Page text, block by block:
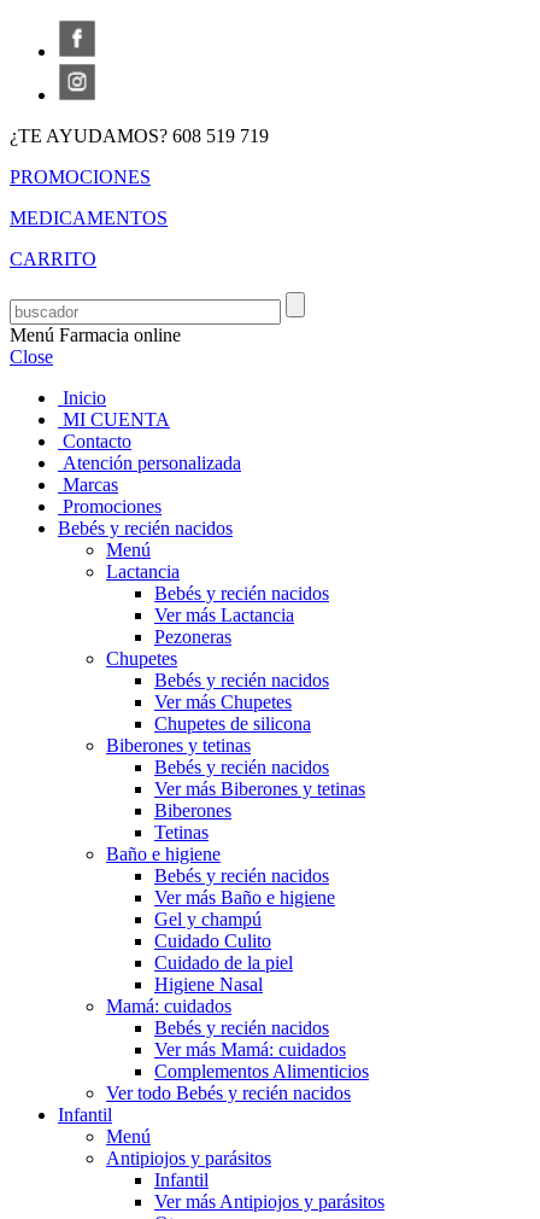
¿TE AYUDAMOS? 608 519 719
PROMOCIONES
MEDICAMENTOS
CARRITO
Menú Farmacia online
Close
Inicio
MI CUENTA
Contacto
Atención personalizada
Marcas
Promociones
Bebés y recién nacidos
Menú
Lactancia
Bebés y recién nacidos
Ver más Lactancia
Pezoneras
Chupetes
Bebés y recién nacidos
Ver más Chupetes
Chupetes de silicona
Biberones y tetinas
Bebés y recién nacidos
Ver más Biberones y tetinas
Biberones
Tetinas
Baño e higiene
Bebés y recién nacidos
Ver más Baño e higiene
Gel y champú
Cuidado Culito
Cuidado de la piel
Higiene Nasal
Mamá: cuidados
Bebés y recién nacidos
Ver más Mamá: cuidados
Complementos Alimenticios
Ver todo Bebés y recién nacidos
Infantil
Menú
Antipiojos y parásitos
Infantil
Ver más Antipiojos y parásitos